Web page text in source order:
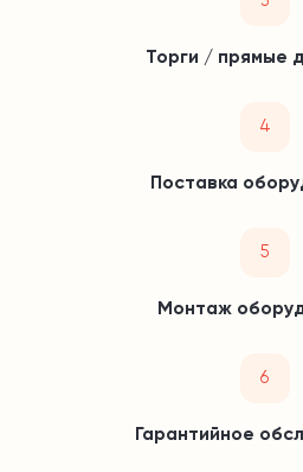
Торги / прямые
4
Поставка
5
Монтаж
6
Гарантийное